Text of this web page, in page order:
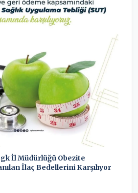
İl Müdürlüğü Obezite
İlaç Bedellerini Karşılıyor